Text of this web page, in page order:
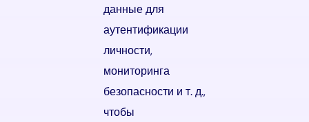
данные для
аутентификации
личности,
мониторинга
безопасности и т. д.,
чтобы